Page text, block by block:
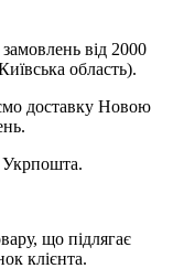
від 2000
область).
доставку Новою
Укрпошта.
що підлягає
клієнта.